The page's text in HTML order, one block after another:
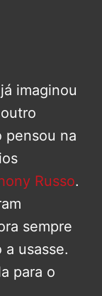
imaginou
pensou na
Russo.
sempre
usasse.
para o